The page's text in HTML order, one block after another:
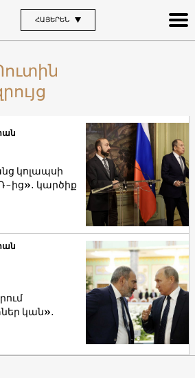
ՀԱՅԵՐԵՆ
կոլապսի
ից»․ կարծիք
կան»․